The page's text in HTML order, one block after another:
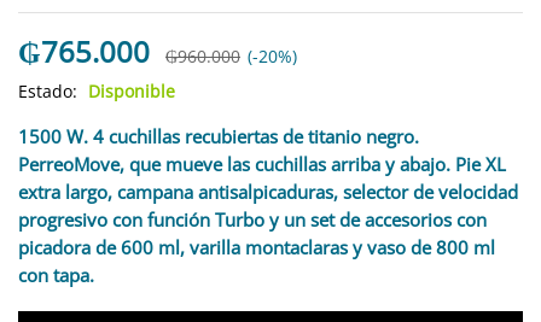
₲765.000 ₲960.000 (-20%)
Estado: Disponible
1500 W. 4 cuchillas recubiertas de titanio negro.
PerreoMove, que mueve las cuchillas arriba y abajo. Pie XL
extra largo, campana antisalpicaduras, selector de velocidad
progresivo con función Turbo y un set de accesorios con
picadora de 600 ml, varilla montaclaras y vaso de 800 ml
con tapa.